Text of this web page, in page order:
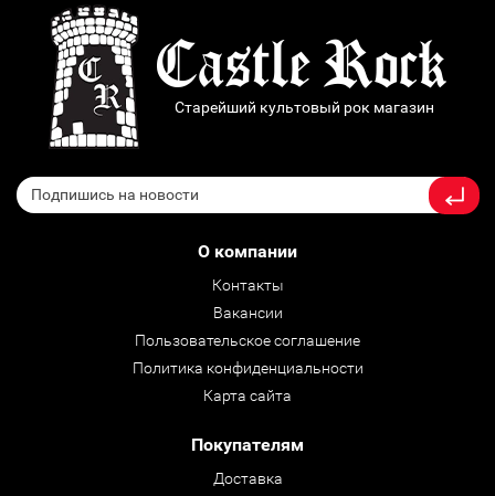
Старейший культовый рок магазин
О компании
Контакты
Вакансии
Пользовательское соглашение
Политика конфиденциальности
Карта сайта
Покупателям
Доставка